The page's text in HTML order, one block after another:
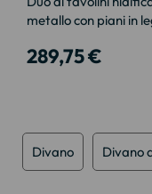
metallo con piani in
289,75 €
Divano Divano